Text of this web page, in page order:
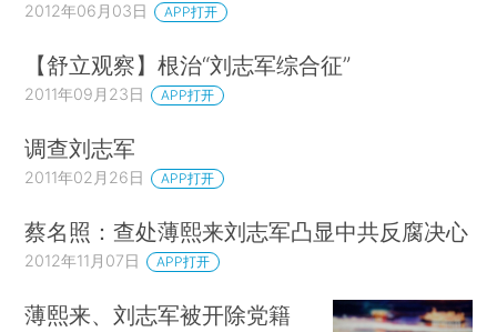
2012年06月03日 APP打开
【舒立观察】根治“刘志军综合征”
2011年09月23日 APP打开
调查刘志军
2011年02月26日 APP打开
蔡名照：查处薄熙来刘志军凸显中共反腐决心
2012年11月07日 APP打开
薄熙来、刘志军被开除党籍